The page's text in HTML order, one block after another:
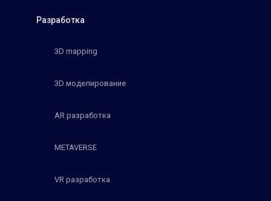
Разработка
3D mapping
3D моделирование
AR разработка
METAVERSE
VR разработка